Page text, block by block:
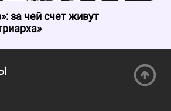
за чей счет живут